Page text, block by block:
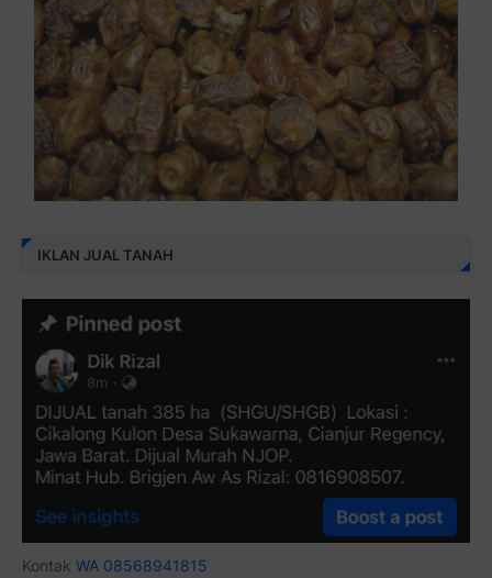
IKLAN JUAL TANAH
Kontak WA 08568941815